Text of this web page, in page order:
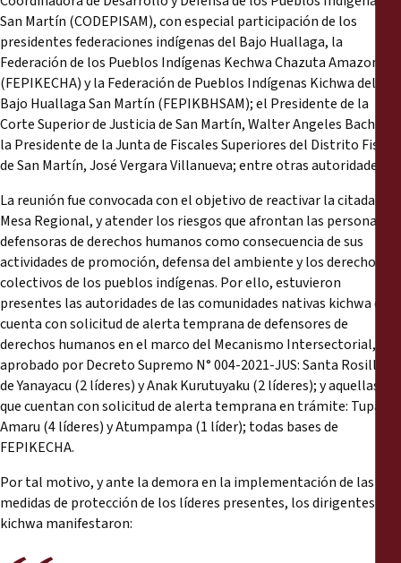
San Martín (CODEPISAM), con especial participación de los
presidentes federaciones indígenas del Bajo Huallaga, la
Federación de los Pueblos Indígenas Kechwa Chazuta Amazonía
(FEPIKECHA) y la Federación de Pueblos Indígenas Kichwa del
Bajo Huallaga San Martín (FEPIKBHSAM); el Presidente de la
Corte Superior de Justicia de San Martín, Walter Angeles Bachet;
la Presidente de la Junta de Fiscales Superiores del Distrito Fiscal
de San Martín, José Vergara Villanueva; entre otras autoridades.
La reunión fue convocada con el objetivo de reactivar la citada
Mesa Regional, y atender los riesgos que afrontan las personas
defensoras de derechos humanos como consecuencia de sus
actividades de promoción, defensa del ambiente y los derechos
colectivos de los pueblos indígenas. Por ello, estuvieron
presentes las autoridades de las comunidades nativas kichwa que
cuenta con solicitud de alerta temprana de defensores de
derechos humanos en el marco del Mecanismo Intersectorial,
aprobado por Decreto Supremo N° 004-2021-JUS: Santa Rosillo
de Yanayacu (2 líderes) y Anak Kurutuyaku (2 líderes); y aquellas
que cuentan con solicitud de alerta temprana en trámite: Tupac
Amaru (4 líderes) y Atumpampa (1 líder); todas bases de
FEPIKECHA.
Por tal motivo, y ante la demora en la implementación de las
medidas de protección de los líderes presentes, los dirigentes
kichwa manifestaron: